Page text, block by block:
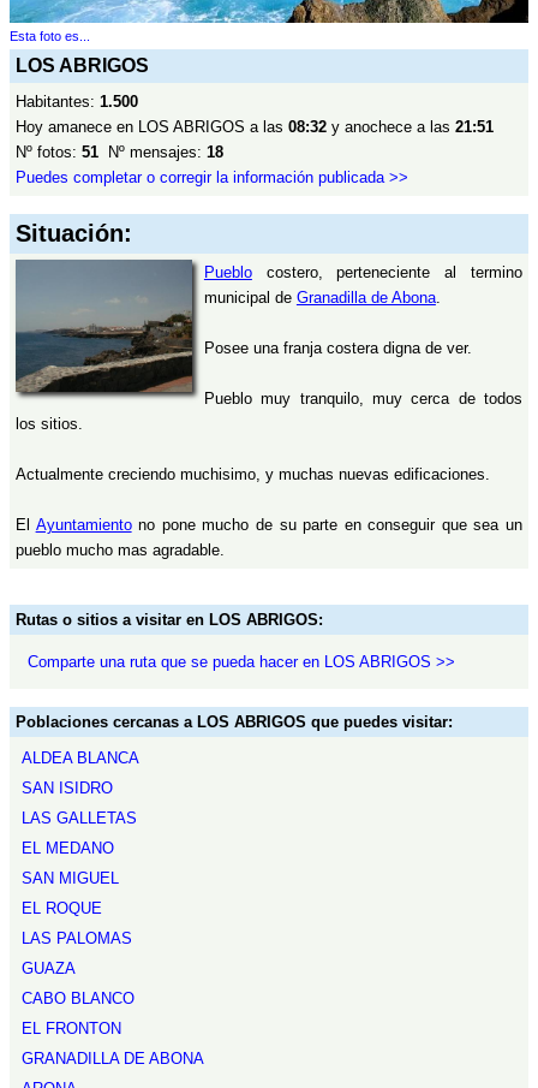
Esta foto es...
LOS ABRIGOS
Habitantes: 1.500
Hoy amanece en LOS ABRIGOS a las 08:32 y anochece a las 21:51
Nº fotos: 51 Nº mensajes: 18
Puedes completar o corregir la información publicada >>
Situación:
Pueblocostero, perteneciente al termino
municipal de Granadilla de Abona.
Posee una franja costera digna de ver.
Pueblo muy tranquilo, muy cerca de todos
los sitios.
Actualmente creciendo muchisimo, y muchas nuevas edificaciones.
El Ayuntamientono pone mucho de su parte en conseguir que sea un
pueblo mucho mas agradable.
Rutas o sitios a visitar en LOS ABRIGOS:
Comparte una ruta que se pueda hacer en LOS ABRIGOS >>
Poblaciones cercanas a LOS ABRIGOS que puedes visitar:
ALDEA BLANCA
SAN ISIDRO
LAS GALLETAS
EL MEDANO
SAN MIGUEL
EL ROQUE
LAS PALOMAS
GUAZA
CABO BLANCO
EL FRONTON
GRANADILLA DE ABONA